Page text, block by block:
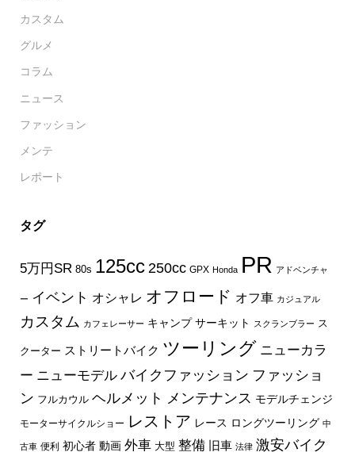
カスタム
グルメ
コラム
ニュース
ファッション
メンテ
レポート
タグ
5万円SR 80s 125cc 250cc GPX Honda PR アドベンチャ
ー イベント オシャレ オフロード オフ車 カジュアル
カスタム カフェレーサー キャンプ サーキット スクランブラー ス
クーター ストリートバイク ツーリング ニューカラ
ー ニューモデル バイクファッション ファッショ
ン フルカウル ヘルメット メンテナンス モデルチェンジ
モーターサイクルショー レストア レース ロングツーリング 中
古車 便利 初心者 動画 外車 大型 整備 旧車 法律 激安バイク